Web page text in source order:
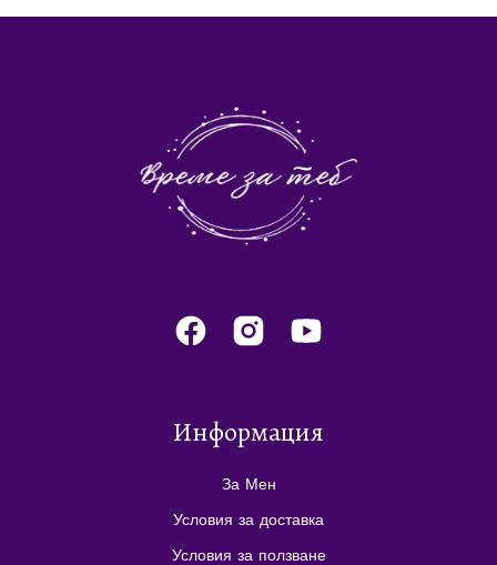
Информация
За Мен
Условия за доставка
Условия за ползване